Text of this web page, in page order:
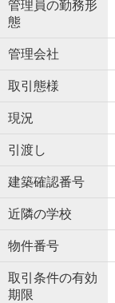
管理員の勤務形
態
管理会社
取引態様
現況
引渡し
建築確認番号
近隣の学校
物件番号
取引条件の有効
期限